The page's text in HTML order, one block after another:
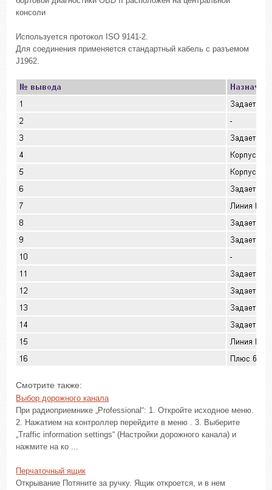
консоли
Используется протокол ISO 9141-2.
Для соединения применяется стандартный кабель с разъемом
J1962.
Смотрите также:
Выбор дорожного канала
При радиоприемнике „Professional“: 1. Откройте исходное меню.
2. Нажатием на контроллер перейдите в меню . 3. Выберите
„Traffic information settings“ (Настройки дорожного канала) и
нажмите на ко ...
Перчаточный ящик
Открывание Потяните за ручку. Ящик откроется, и в нем